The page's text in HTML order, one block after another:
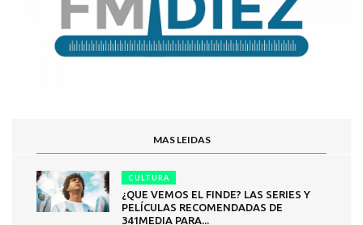
MAS LEIDAS
CULTURA
¿QUE VEMOS EL FINDE? LAS SERIES Y
PELÍCULAS RECOMENDADAS DE
341MEDIA PARA...